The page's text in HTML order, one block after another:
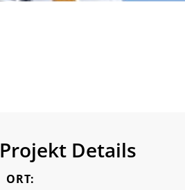
Projekt Details
ORT: